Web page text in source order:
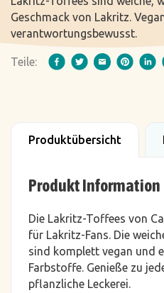
Geschmack von Lakritz.
verantwortungsbewusst.
Teile:
Produktübersicht
Produkt Information
Die Lakritz-Toffees von
für Lakritz-Fans. Die
sind komplett vegan und
Farbstoffe. Genieße zu
pflanzliche Leckerei.